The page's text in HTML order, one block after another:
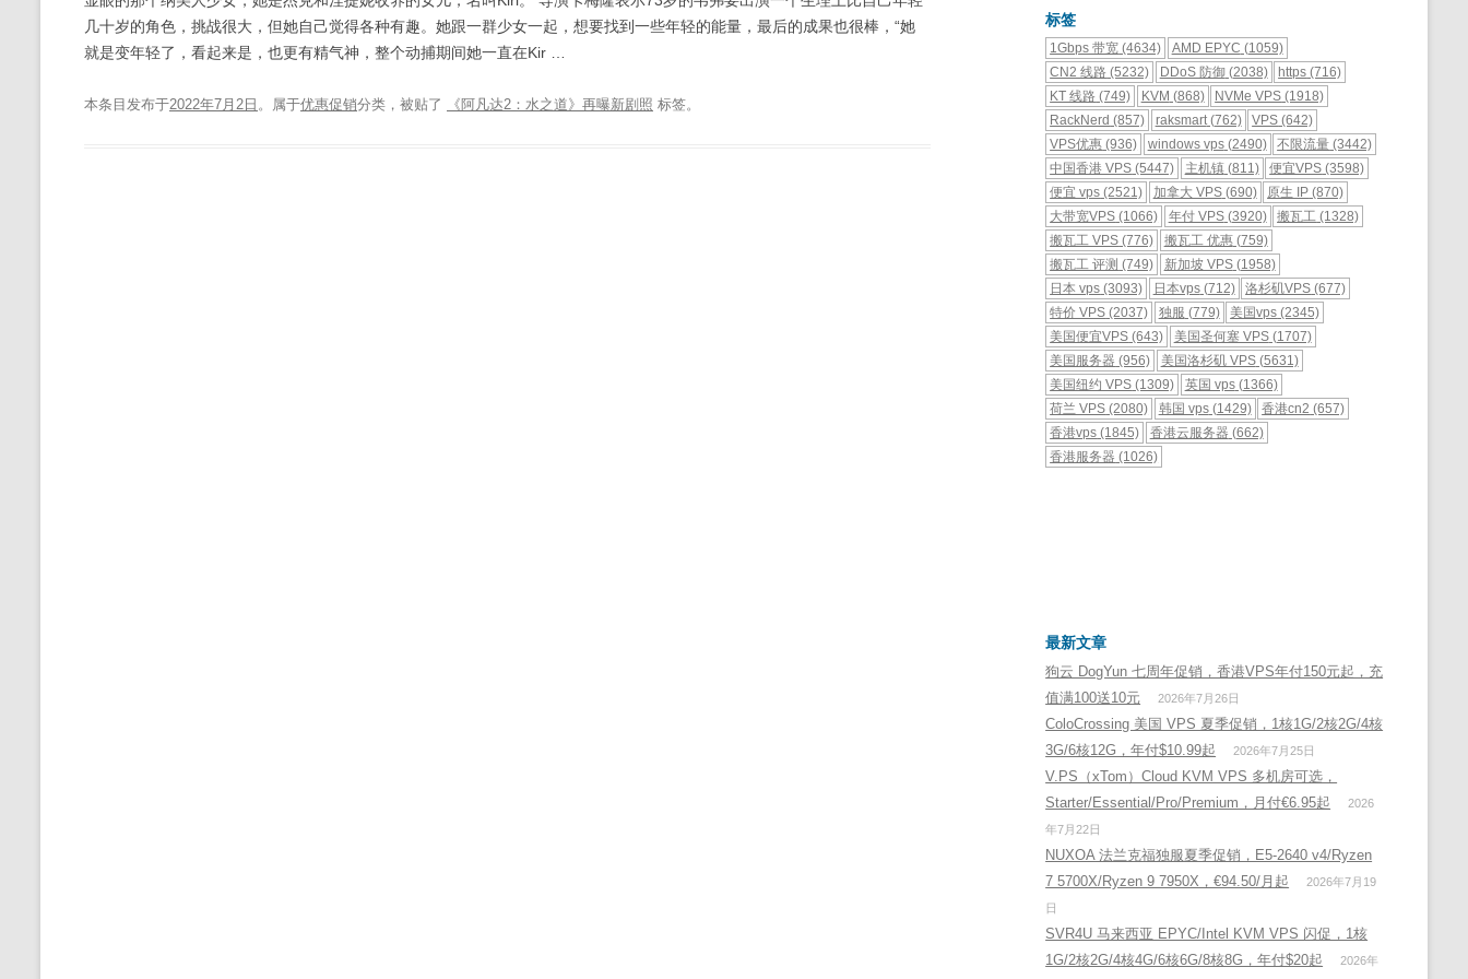
几十岁的角色，挑战很大，但她自己觉得各种有趣。她跟一群少女一起，想要找到一些年轻的能量，最后的成果也很棒，“她
就是变年轻了，看起来是，也更有精气神，整个动捕期间她一直在Kir …
本条目发布于2022年7月2日 。属于优惠促销分类，被贴了 《阿凡达2：水之道》再曝新剧照 标签。
标签
1Gbps 带宽 (4634) AMD EPYC (1059)
CN2 线路 (5232) DDoS 防御(2038) https (716)
KT 线路 (749) KVM (868) NVMe VPS (1918)
RackNerd (857) raksmart(762) VPS (642)
VPS优惠 (936) windows vps(2490) 不限流量 (3442)
中国香港 VPS (5447) 主机镇(811) 便宜VPS (3598)
便宜 vps (2521) 加拿大 VPS(690) 原生 IP (870)
大带宽VPS (1066) 年付 VPS(3920) 搬瓦工 (1328)
搬瓦工 VPS (776) 搬瓦工 优惠(759)
搬瓦工 评测 (749) 新加坡 VPS(1958)
日本 vps (3093) 日本vps(712) 洛杉矶VPS (677)
特价 VPS (2037) 独服 (779) 美国vps (2345)
美国便宜VPS (643) 美国圣何塞 VPS(1707)
美国服务器 (956) 美国洛杉矶 VPS(5631)
美国纽约 VPS (1309) 英国 vps(1366)
荷兰 VPS (2080) 韩国 vps(1429) 香港cn2 (657)
香港vps (1845) 香港云服务器 (662)
香港服务器 (1026)
最新文章
狗云 DogYun 七周年促销，香港VPS年付150元起，充
值满100送10元
2026年7月26日
ColoCrossing 美国 VPS 夏季促销，1核1G/2核2G/4核
3G/6核12G，年付$10.99起
2026年7月25日
V.PS（xTom）Cloud KVM VPS 多机房可选，
Starter/Essential/Pro/Premium，月付€6.95起
2026
年7月22日
NUXOA 法兰克福独服夏季促销，E5-2640 v4/Ryzen
7 5700X/Ryzen 9 7950X，€94.50/月起
2026年7月19
日
SVR4U 马来西亚 EPYC/Intel KVM VPS 闪促，1核
1G/2核2G/4核4G/6核6G/8核8G，年付$20起
2026年